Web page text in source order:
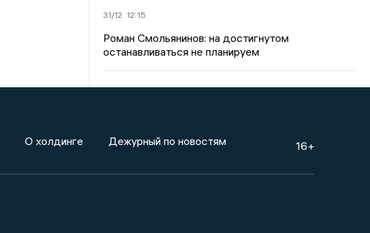
31/12 12:15
Роман Смольянинов: на достигнутом
останавливаться не планируем
О холдинге Дежурный по новостям 16+